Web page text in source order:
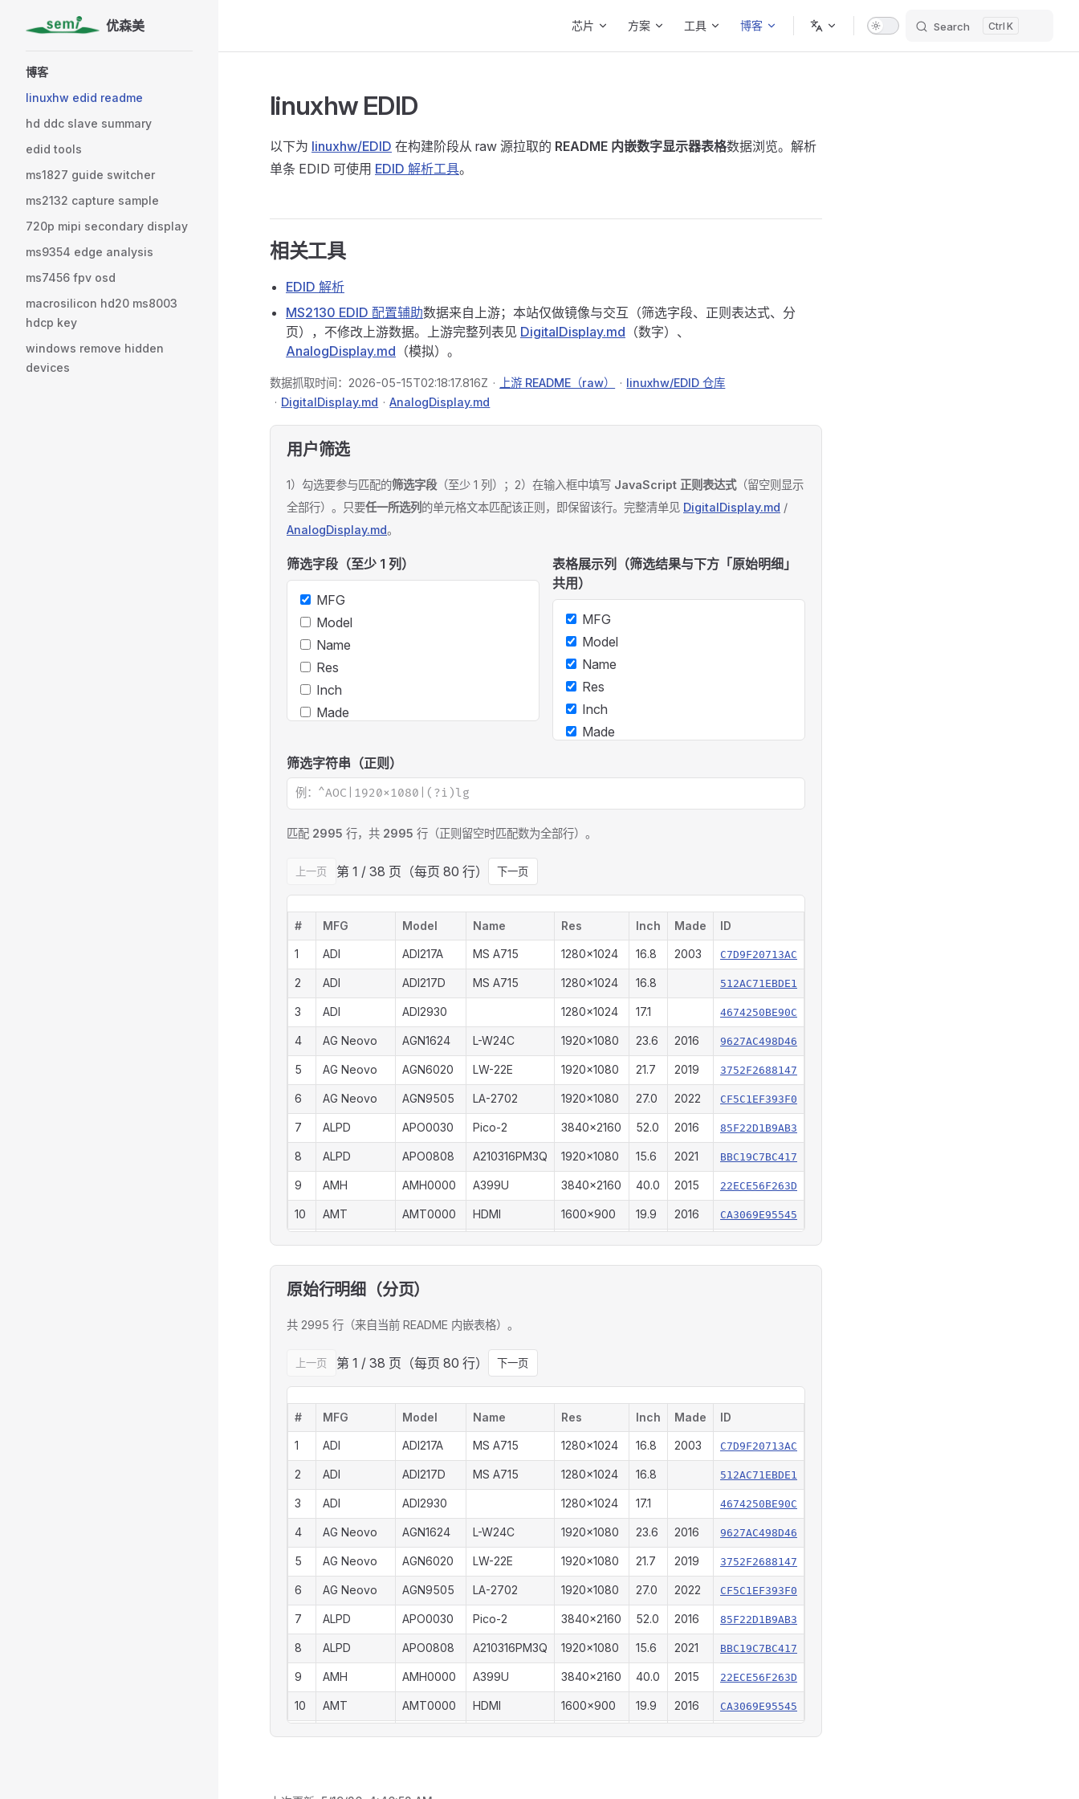
Skip to content 优森美 Search K
芯片 方案 工具 博客
博客
linuxhw edid readme
hd ddc slave summary
edid tools
ms1827 guide switcher
ms2132 capture sample
720p mipi secondary display
ms9354 edge analysis
ms7456 fpv osd
macrosilicon hd20 ms8003
hdcp key
windows remove hidden
devices
linuxhw EDID
以下为 linuxhw/EDID 在构建阶段从 raw 源拉取的 README 内嵌数字显示器表格数据浏览。解析
单条 EDID 可使用 EDID 解析工具。
相关工具
EDID 解析
MS2130 EDID 配置辅助数据来自上游；本站仅做镜像与交互（筛选字段、正则表达式、分
页），不修改上游数据。上游完整列表见 DigitalDisplay.md （数字）、
AnalogDisplay.md （模拟）。
数据抓取时间： 2026-05-15T02:18:17.816Z · 上游 README（raw） · linuxhw/EDID 仓库
· DigitalDisplay.md · AnalogDisplay.md
用户筛选
1）勾选要参与匹配的筛选字段（至少 1 列）；2）在输入框中填写 JavaScript 正则表达式（留空则显示
全部行）。只要任一所选列 的单元格文本匹配该正则，即保留该行。完整清单见 DigitalDisplay.md /
AnalogDisplay.md。
筛选字段（至少 1 列）
MFG
Model
Name
Res
Inch
Made
表格展示列（筛选结果与下方「原始明细」
共用）
MFG
Model
Name
Res
Inch
Made
筛选字符串（正则）
匹配 2995 行，共 2995 行（正则留空时匹配数为全部行）。
上一页 第 1 / 38 页（每页 80 行） 下一页
# MFG Model Name Res Inch Made ID
1 ADI ADI217A MS A715 1280x1024 16.8 2003 C7D9F20713AC
2 ADI ADI217D MS A715 1280x1024 16.8 512AC71EBDE1
3 ADI ADI2930 1280x1024 17.1 4674250BE90C
4 AG Neovo AGN1624 L-W24C 1920x1080 23.6 2016 9627AC498D46
5 AG Neovo AGN6020 LW-22E 1920x1080 21.7 2019 3752F2688147
6 AG Neovo AGN9505 LA-2702 1920x1080 27.0 2022 CF5C1EF393F0
7 ALPD APO0030 Pico-2 3840x2160 52.0 2016 85F22D1B9AB3
8 ALPD APO0808 A210316PM3Q 1920x1080 15.6 2021 BBC19C7BC417
9 AMH AMH0000 A399U 3840x2160 40.0 2015 22ECE56F263D
10 AMT AMT0000 HDMI 1600x900 19.9 2016 CA3069E95545
11 AMT AMT0038 L2-150T+ 1024x768 14.9 2002 359C20500A6A
AMT
Internati...
14
Internati...
AMTA617
16 AMW AMW0000 X1900DS 1280x1024 18.8 2008 389207E25B70
17 AMW AMW0000 A912WDB 1440x900 18.6 2007 3A103D89E198
18 AMW AMW0000 X1910WDS 1440x900 19.4 8D2FFF12201B
19 AMW AMW0000 1680x1050 22.3 BA2843C47EF3
20 AMW AMW1901 M197TD 1280x1024 19.1 BD53E2980BD3
21 AMW AMW73D7 M179D 1280x1024 17.1 2005 4BBD8BD39675
22 AMW AMW73D7 M179D 1280x1024 17.1 4D6D8877E4FC
23 AOC AOC0000 43S5195 1920x1080 43.0 2020 34EDABC9923C
24 AOC AOC0000 32S5195 1920x1080 32.1 2020 B7CFC980F0C3
25 AOC AOC0000 FTV 1920x1080 28.9 2019 132A50FA1C01
26 AOC AOC0000 43S5195 1920x1080 43.0 2019 25DAFB6ACD4C
原始行明细（分页）
共 2995 行（来自当前 README 内嵌表格）。
上一页 第 1 / 38 页（每页 80 行） 下一页
# MFG Model Name Res Inch Made ID
1 ADI ADI217A MS A715 1280x1024 16.8 2003 C7D9F20713AC
2 ADI ADI217D MS A715 1280x1024 16.8 512AC71EBDE1
3 ADI ADI2930 1280x1024 17.1 4674250BE90C
4 AG Neovo AGN1624 L-W24C 1920x1080 23.6 2016 9627AC498D46
5 AG Neovo AGN6020 LW-22E 1920x1080 21.7 2019 3752F2688147
6 AG Neovo AGN9505 LA-2702 1920x1080 27.0 2022 CF5C1EF393F0
7 ALPD APO0030 Pico-2 3840x2160 52.0 2016 85F22D1B9AB3
8 ALPD APO0808 A210316PM3Q 1920x1080 15.6 2021 BBC19C7BC417
9 AMH AMH0000 A399U 3840x2160 40.0 2015 22ECE56F263D
10 AMT AMT0000 HDMI 1600x900 19.9 2016 CA3069E95545
11 AMT AMT0038 L2-150T+ 1024x768 14.9 2002 359C20500A6A